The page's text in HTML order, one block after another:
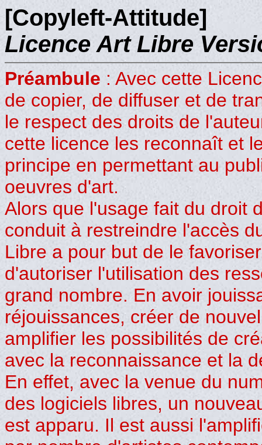
[Copyleft-Attitude]
Licence Art Libre
Préambule : Avec cette
de copier, de diffuser et de
le respect des droits de
cette licence les reconnaît et
principe en permettant au
oeuvres d'art.
Alors que l'usage fait du droit
conduit à restreindre l'accès
Libre a pour but de le
d'autoriser l'utilisation des
grand nombre. En avoir
réjouissances, créer de
amplifier les possibilités de
avec la reconnaissance et la
En effet, avec la venue du
des logiciels libres, un
est apparu. Il est aussi